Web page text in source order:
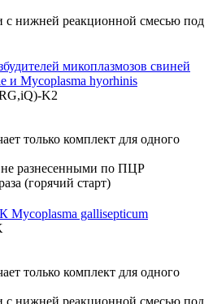
микоплазмозов свиней
и Mycoplasma hyorhinis
K2
gallisepticum